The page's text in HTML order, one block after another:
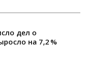
дел о
на 7,2 %